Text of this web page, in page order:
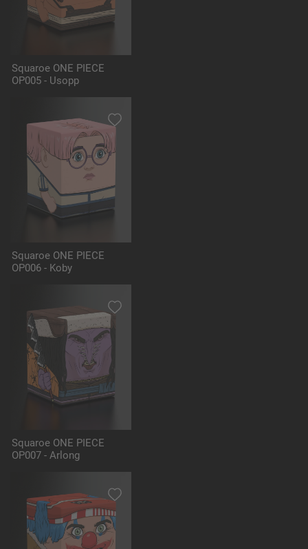
Squaroe ONE PIECE
OP005 - Usopp
Squaroe ONE PIECE
OP006 - Koby
Squaroe ONE PIECE
OP007 - Arlong